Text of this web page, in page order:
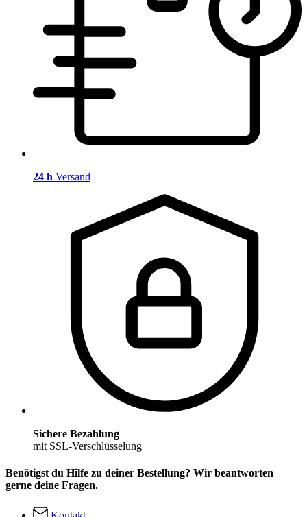
24 h Versand
Sichere Bezahlung
mit SSL-Verschlüsselung
Benötigst du Hilfe zu deiner Bestellung? Wir beantworten
gerne deine Fragen.